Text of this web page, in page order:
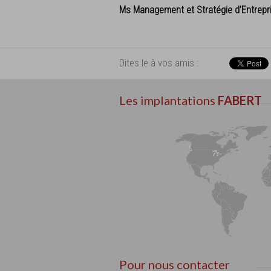
Ms Management et Stratégie
Dites le à vos amis :
Les implantations FABERT
Pour nous contacter